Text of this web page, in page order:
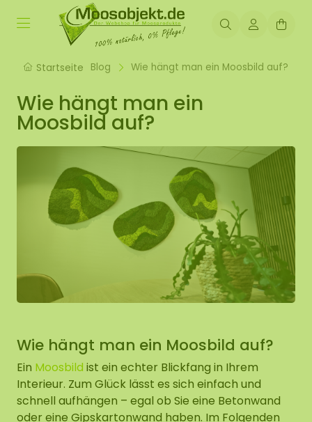
Startseite Blog Wie hängt man ein Moosbild auf?
Wie hängt man ein
Moosbild auf?
Wie hängt man ein Moosbild auf?
Ein Moosbild ist ein echter Blickfang in Ihrem
Interieur. Zum Glück lässt es sich einfach und
schnell aufhängen – egal ob Sie eine Betonwand
oder eine Gipskartonwand haben. Im Folgenden